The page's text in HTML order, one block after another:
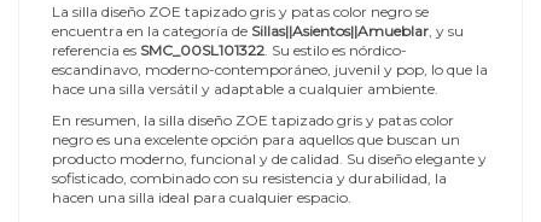
La silla diseño ZOE tapizado gris y patas color negro se
encuentra en la categoría de Sillas||Asientos||Amueblar , y su
referencia es SMC_00SL101322 . Su estilo es nórdico-
escandinavo, moderno-contemporáneo, juvenil y pop, lo que la
hace una silla versátil y adaptable a cualquier ambiente.
En resumen, la silla diseño ZOE tapizado gris y patas color
negro es una excelente opción para aquellos que buscan un
producto moderno, funcional y de calidad. Su diseño elegante y
sofisticado, combinado con su resistencia y durabilidad, la
hacen una silla ideal para cualquier espacio.